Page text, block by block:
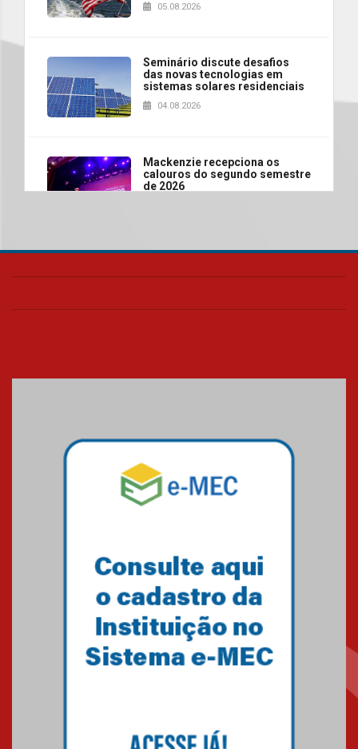
05.08.2026
Seminário discute desafios
das novas tecnologias em
sistemas solares residenciais
04.08.2026
Mackenzie recepciona os
calouros do segundo semestre
de 2026
Brasília prepara seus
XIII Fórum de Aprendizagem
Transformadora reúne
docentes para debater
inovação e desafios da
Professora do Mackenzie é
finalista do Prêmio Jabuti com
obra sobre ética e arquitetura
contemporânea
internacionais